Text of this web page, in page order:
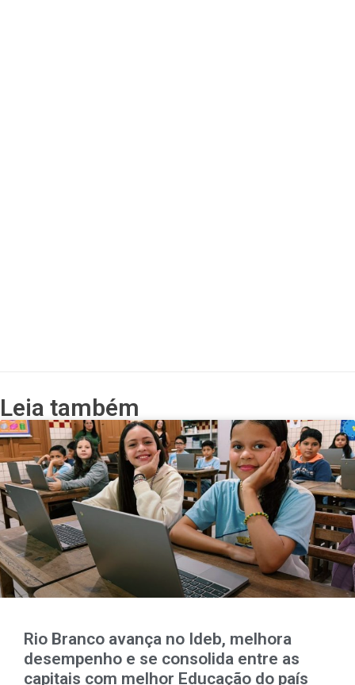
Leia também
Rio Branco avança no Ideb, melhora
desempenho e se consolida entre as
capitais com melhor Educação do país